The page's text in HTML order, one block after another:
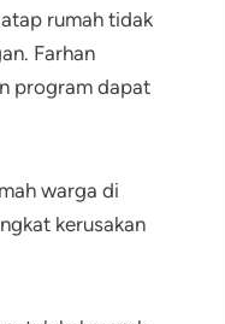
rumah tidak
Farhan
program dapat
warga di
kerusakan